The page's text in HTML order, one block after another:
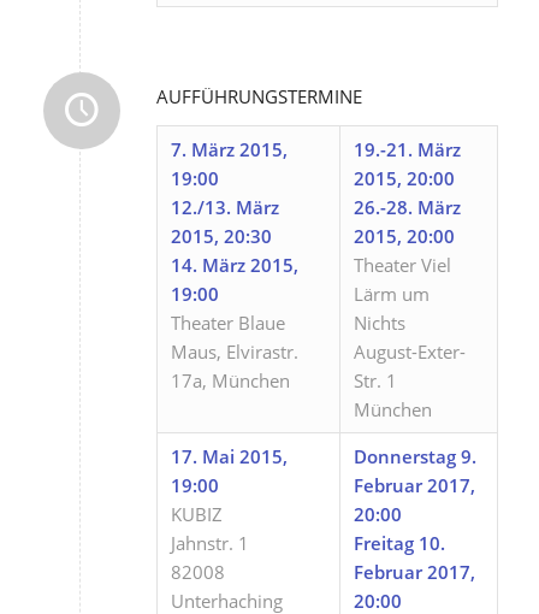
AUFFÜHRUNGSTERMINE
7. März 2015,
19:00
12./13. März
2015, 20:30
14. März 2015,
19:00
Theater Blaue
Maus, Elvirastr.
17a, München
19.-21. März
2015, 20:00
26.-28. März
2015, 20:00
Theater Viel
Lärm um
Nichts
August-Exter-
Str. 1
München
17. Mai 2015,
19:00
KUBIZ
Jahnstr. 1
82008
Unterhaching
Donnerstag 9.
Februar 2017,
20:00
Freitag 10.
Februar 2017,
20:00